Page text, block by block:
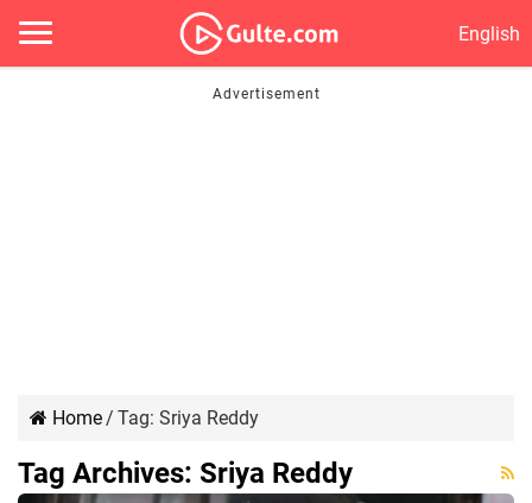
English
Home/ Tag: Sriya Reddy
Tag Archives: Sriya Reddy